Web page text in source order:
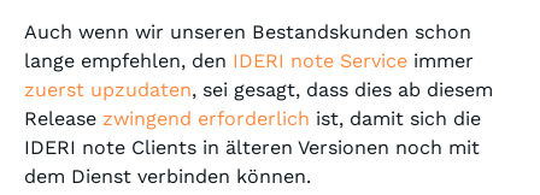
Auch wenn wir unseren Bestandskunden schon
lange empfehlen, den IDERI note Serviceimmer
zuerst upzudaten, sei gesagt, dass dies ab diesem
Release zwingend erforderlich ist, damit sich die
IDERI note Clients in älteren Versionen noch mit
dem Dienst verbinden können.